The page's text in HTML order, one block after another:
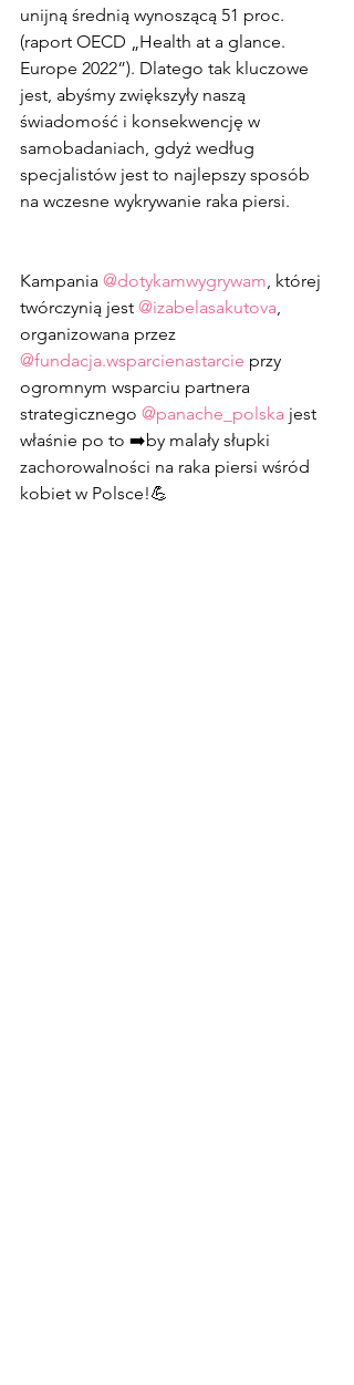
unijną średnią wynoszącą 51 proc.
(raport OECD „Health at a glance.
Europe 2022”). Dlatego tak kluczowe
jest, abyśmy zwiększyły naszą
świadomość i konsekwencję w
samobadaniach, gdyż według
specjalistów jest to najlepszy sposób
na wczesne wykrywanie raka piersi.
Kampania @dotykamwygrywam, której
twórczynią jest @izabelasakutova,
organizowana przez
@fundacja.wsparcienastarcie przy
ogromnym wsparciu partnera
strategicznego @panache_polska jest
właśnie po to ➡️by malały słupki
zachorowalności na raka piersi wśród
kobiet w Polsce!💪